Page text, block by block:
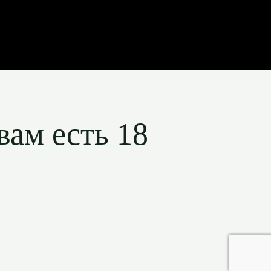
есть 18